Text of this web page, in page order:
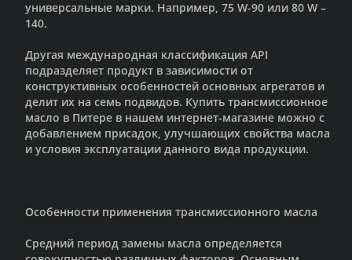
универсальные марки. Например, 75 W-90 или 80 W –
140.
Другая международная классификация API
подразделяет продукт в зависимости от
конструктивных особенностей основных агрегатов и
делит их на семь подвидов. Купить трансмиссионное
масло в Питере в нашем интернет-магазине можно с
добавлением присадок, улучшающих свойства масла
и условия эксплуатации данного вида продукции.
Особенности применения трансмиссионного масла
Средний период замены масла определяется